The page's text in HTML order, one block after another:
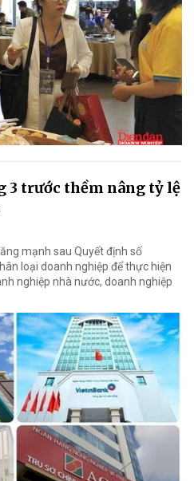
3 trước thềm nâng tỷ lệ
mạnh sau Quyết định số
loại doanh nghiệp để thực hiện
nghiệp nhà nước, doanh nghiệp